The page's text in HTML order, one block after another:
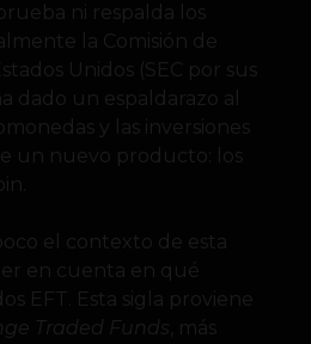
ni respalda los
la Comisión de
Unidos (SEC por sus
dado un espaldarazo al
y las inversiones
un nuevo producto: los
el contexto de esta
en cuenta en qué
EFT. Esta sigla proviene
Traded Funds
, más